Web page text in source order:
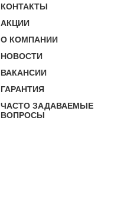
КОНТАКТЫ
АКЦИИ
О КОМПАНИИ
НОВОСТИ
ВАКАНСИИ
ГАРАНТИЯ
ЧАСТО ЗАДАВАЕМЫЕ
ВОПРОСЫ